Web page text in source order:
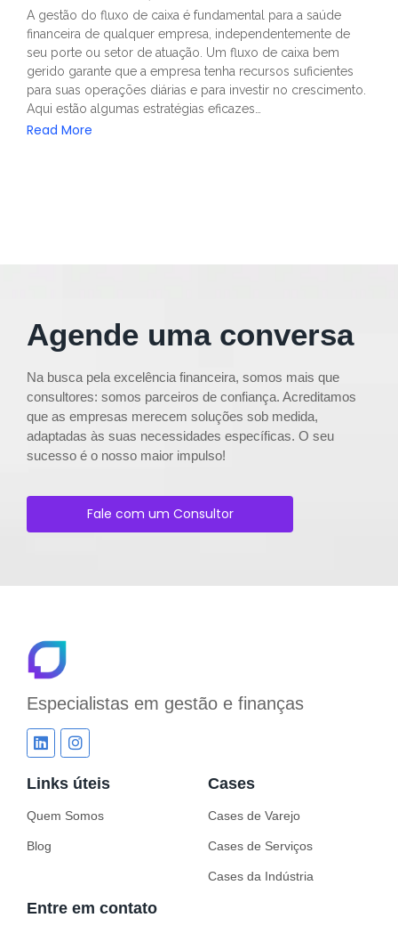
A gestão do fluxo de caixa é fundamental para a saúde
financeira de qualquer empresa, independentemente de
seu porte ou setor de atuação. Um fluxo de caixa bem
gerido garante que a empresa tenha recursos suficientes
para suas operações diárias e para investir no crescimento.
Aqui estão algumas estratégias eficazes…
Read More
Agende uma conversa
Na busca pela excelência financeira, somos mais que
consultores: somos parceiros de confiança. Acreditamos
que as empresas merecem soluções sob medida,
adaptadas às suas necessidades específicas. O seu
sucesso é o nosso maior impulso!
Fale com um Consultor
Especialistas em gestão e finanças
Links úteis
Quem Somos
Blog
Cases
Cases de Varejo
Cases de Serviços
Cases da Indústria
Entre em contato